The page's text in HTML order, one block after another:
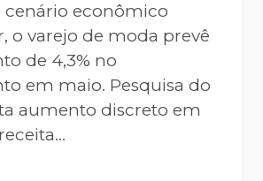
cenário econômico
o varejo de moda prevê
de 4,3% no
em maio. Pesquisa do
aumento discreto em